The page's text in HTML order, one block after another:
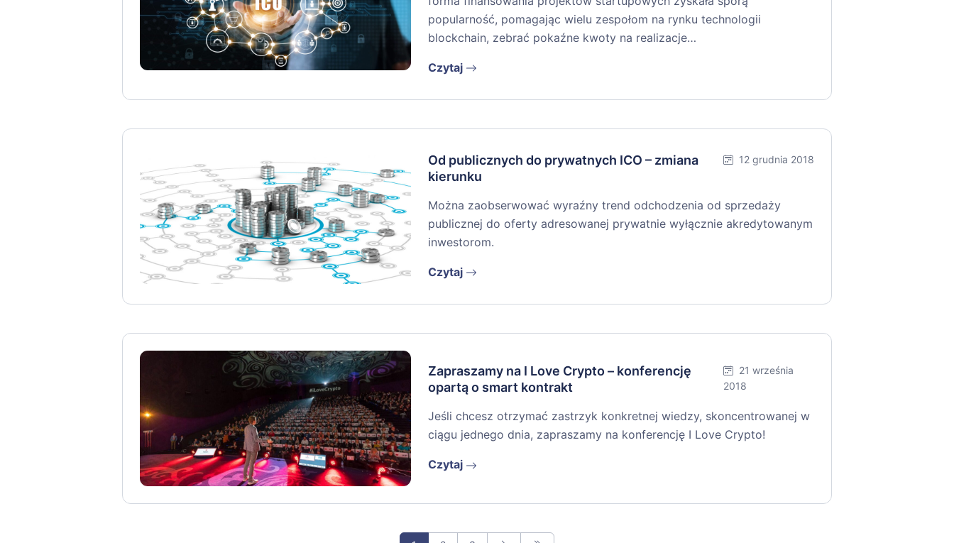
popularność, pomagając wielu zespołom na rynku technologii
blockchain, zebrać pokaźne kwoty na realizacje…
Czytaj
Od publicznych do prywatnych ICO – zmiana
kierunku
12 grudnia 2018
Można zaobserwować wyraźny trend odchodzenia od sprzedaży
publicznej do oferty adresowanej prywatnie wyłącznie akredytowanym
inwestorom.
Czytaj
Zapraszamy na I Love Crypto – konferencję
opartą o smart kontrakt
21 września
2018
Jeśli chcesz otrzymać zastrzyk konkretnej wiedzy, skoncentrowanej w
ciągu jednego dnia, zapraszamy na konferencję I Love Crypto!
Czytaj